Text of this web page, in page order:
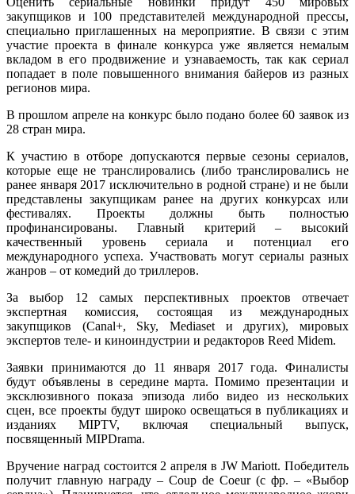
закупщиков и 100 представителей международной прессы,
специально приглашенных на мероприятие. В связи с этим
участие проекта в финале конкурса уже является немалым
вкладом в его продвижение и узнаваемость, так как сериал
попадает в поле повышенного внимания байеров из разных
регионов мира.
В прошлом апреле на конкурс было подано более 60 заявок из
28 стран мира.
К участию в отборе допускаются первые сезоны сериалов,
которые еще не транслировались (либо транслировались не
ранее января 2017 исключительно в родной стране) и не были
представлены закупщикам ранее на других конкурсах или
фестивалях. Проекты должны быть полностью
профинансированы. Главный критерий – высокий
качественный уровень сериала и потенциал его
международного успеха. Участвовать могут сериалы разных
жанров – от комедий до триллеров.
За выбор 12 самых перспективных проектов отвечает
экспертная комиссия, состоящая из международных
закупщиков (Canal+, Sky, Mediaset и других), мировых
экспертов теле- и киноиндустрии и редакторов Reed Midem.
Заявки принимаются до 11 января 2017 года. Финалисты
будут объявлены в середине марта. Помимо презентации и
эксклюзивного показа эпизода либо видео из нескольких
сцен, все проекты будут широко освещаться в публикациях и
изданиях MIPTV, включая специальный выпуск,
посвященный MIPDrama.
Вручение наград состоится 2 апреля в JW Mariott. Победитель
получит главную награду – Coup de Coeur (с фр. – «Выбор